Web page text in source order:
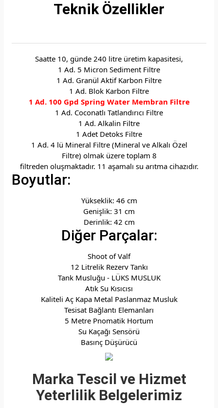
Teknik Özellikler
Saatte 10, günde 240 litre üretim kapasitesi,
1 Ad. 5 Micron Sediment Filtre
1 Ad. Granül Aktif Karbon Filtre
1 Ad. Blok Karbon Filtre
1 Ad. 100 Gpd Spring Water Membran Filtre
1 Ad. Coconatlı Tatlandırıcı Filtre
1 Ad. Alkalin Filtre
1 Adet Detoks Filtre
1 Ad. 4 lü Mineral Filtre (Mineral ve Alkalı Özel
Filtre) olmak üzere toplam 8
filtreden oluşmaktadır. 11 aşamalı su arıtma cihazıdır.
Boyutlar:
Yükseklik: 46 cm
Genişlik: 31 cm
Derinlik: 42 cm
Diğer Parçalar:
Shoot of Valf
12 Litrelik Rezerv Tankı
Tank Musluğu - LÜKS MUSLUK
Atık Su Kısıcısı
Kaliteli Aç Kapa Metal Paslanmaz Musluk
Tesisat Bağlantı Elemanları
5 Metre Pnomatik Hortum
Su Kaçağı Sensörü
Basınç Düşürücü
Marka Tescil ve Hizmet
Yeterlilik Belgelerimiz